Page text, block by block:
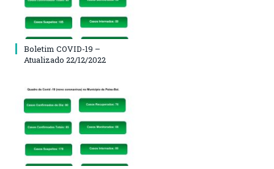
Boletim COVID-19 –
Atualizado 22/12/2022